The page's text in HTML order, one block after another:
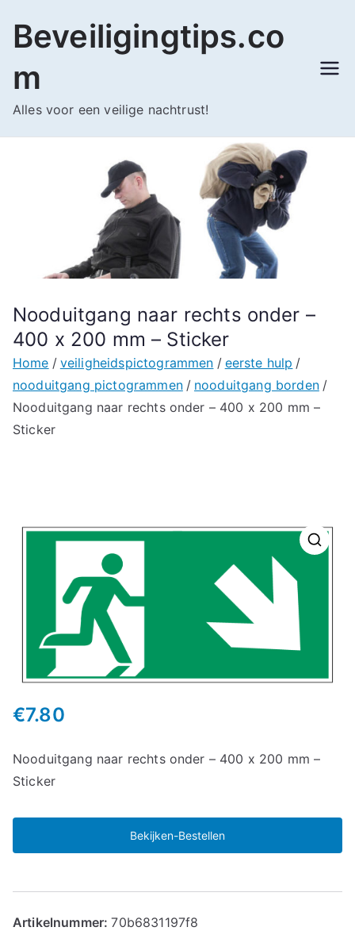
naar
inhoud
Beveiligingtips.co
m
Alles voor een veilige nachtrust!
Nooduitgang naar rechts onder –
400 x 200 mm – Sticker
Home veiligheidspictogrammen
eerste hulp
nooduitgang pictogrammen
nooduitgang borden
Nooduitgang naar rechts onder – 400 x 200 mm –
Sticker
€7.80
Nooduitgang naar rechts onder – 400 x 200 mm –
Sticker
Bekijken-Bestellen
Artikelnummer:70b6831197f8